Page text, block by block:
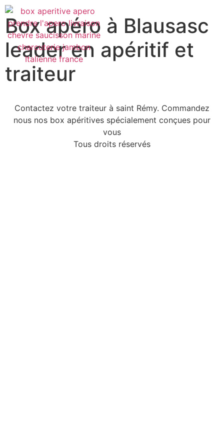
Box apéro à Blausasc
leader en apéritif et
traiteur
Contactez votre traiteur à saint Rémy. Commandez
nous nos box apéritives spécialement conçues pour
vous
Tous droits réservés